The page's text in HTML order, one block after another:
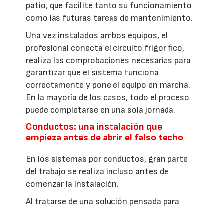
patio, que facilite tanto su funcionamiento
como las futuras tareas de mantenimiento.
Una vez instalados ambos equipos, el
profesional conecta el circuito frigorífico,
realiza las comprobaciones necesarias para
garantizar que el sistema funciona
correctamente y pone el equipo en marcha.
En la mayoría de los casos, todo el proceso
puede completarse en una sola jornada.
Conductos: una instalación que
empieza antes de abrir el falso techo
En los sistemas por conductos, gran parte
del trabajo se realiza incluso antes de
comenzar la instalación.
Al tratarse de una solución pensada para